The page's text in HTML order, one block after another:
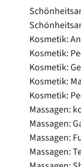
Kosmetik:
Kosmetik:
Kosmetik:
Kosmetik:
Kosmetik:
Massagen:
Massagen:
Massagen:
Massagen: